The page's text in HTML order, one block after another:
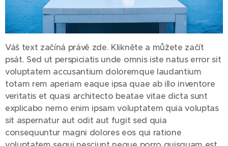
Váš text začíná právě zde. Klikněte a můžete začít
psát. Sed ut perspiciatis unde omnis iste natus error sit
voluptatem accusantium doloremque laudantium
totam rem aperiam eaque ipsa quae ab illo inventore
veritatis et quasi architecto beatae vitae dicta sunt
explicabo nemo enim ipsam voluptatem quia voluptas
sit aspernatur aut odit aut fugit sed quia
consequuntur magni dolores eos qui ratione